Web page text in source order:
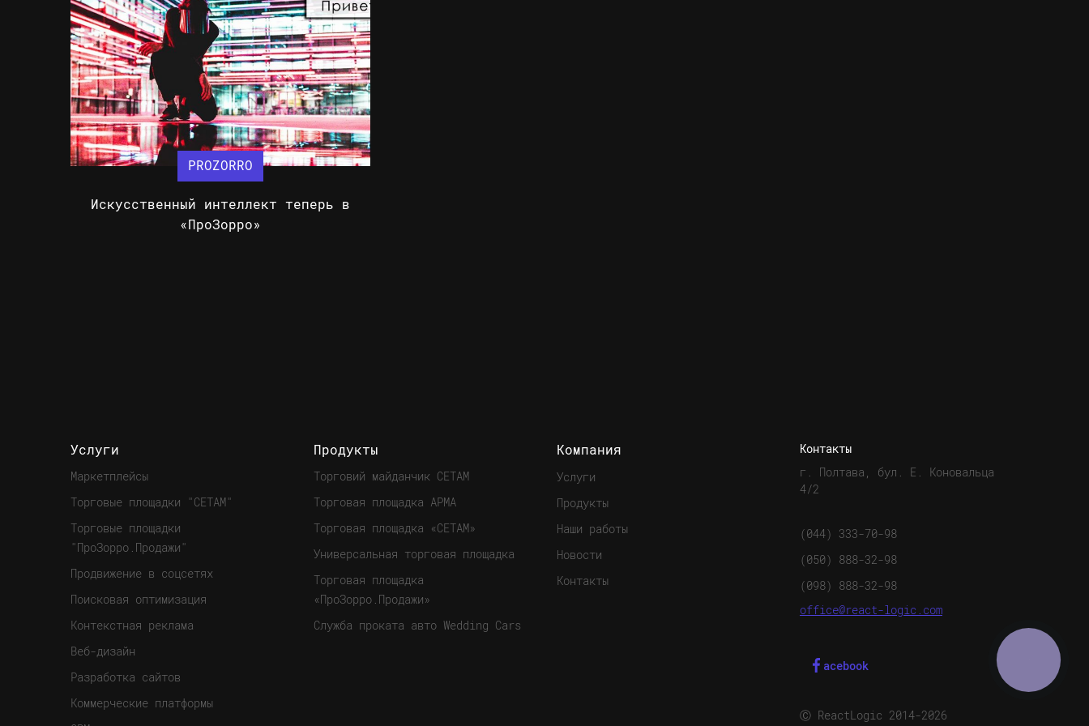
PROZORRO
Искусственный интеллект теперь в
«ПроЗорро»
Услуги
Маркетплейсы
Торговые площадки "СЕТАМ"
Торговые площадки
"ПроЗорро.Продажи"
Продвижение в соцсетях
Поисковая оптимизация
Контекстная реклама
Веб-дизайн
Разработка сайтов
Коммерческие платформы
Продукты
Торговий майданчик СЕТАМ
Торговая площадка АРМА
Торговая площадка «СЕТАМ»
Универсальная торговая площадка
Торговая площадка
«ПроЗорро.Продажи»
Служба проката авто Wedding Cars
Компания
Услуги
Продукты
Наши работы
Новости
Контакты
Контакты
г. Полтава, бул. Е. Коновальца
4/2
(044) 333-70-98
(050) 888-32-98
(098) 888-32-98
office@react-logic.com
acebook
Ⓒ ReactLogic 2014-2026